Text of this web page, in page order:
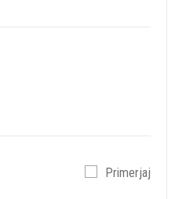
Primerjaj